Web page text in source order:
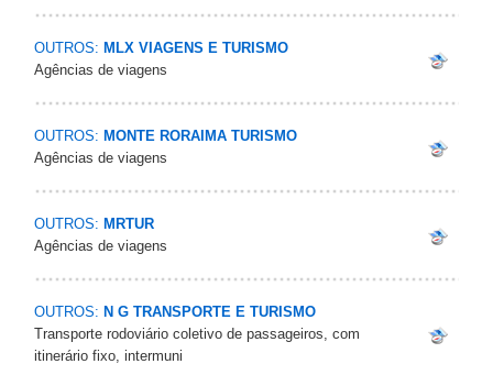
OUTROS: MLX VIAGENS E TURISMO
Agências de viagens
OUTROS: MONTE RORAIMA TURISMO
Agências de viagens
OUTROS: MRTUR
Agências de viagens
OUTROS: N G TRANSPORTE E TURISMO
Transporte rodoviário coletivo de passageiros, com
itinerário fixo, intermuni